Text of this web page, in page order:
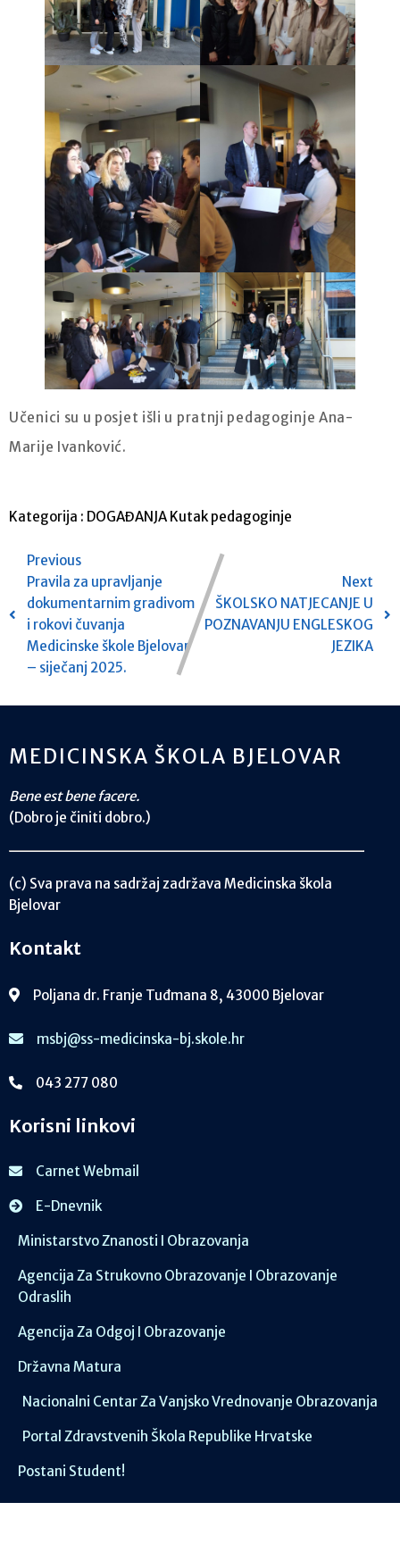
Učenici su u posjet išli u pratnji pedagoginje Ana-
Marije Ivanković.
Kategorija : DOGAĐANJA Kutak pedagoginje
Previous
Pravila za upravljanje
dokumentarnim gradivom
i rokovi čuvanja
Medicinske škole Bjelovar
– siječanj 2025.
Next
ŠKOLSKO NATJECANJE U
POZNAVANJU ENGLESKOG
JEZIKA
MEDICINSKA ŠKOLA BJELOVAR
Bene est bene facere.
(Dobro je činiti dobro.)
(c) Sva prava na sadržaj zadržava Medicinska škola
Bjelovar
Kontakt
Poljana dr. Franje Tuđmana 8, 43000 Bjelovar
msbj@ss-medicinska-bj.skole.hr
043 277 080
Korisni linkovi
Carnet Webmail
E-Dnevnik
Ministarstvo Znanosti I Obrazovanja
Agencija Za Strukovno Obrazovanje I Obrazovanje
Odraslih
Agencija Za Odgoj I Obrazovanje
Državna Matura
Nacionalni Centar Za Vanjsko Vrednovanje Obrazovanja
Portal Zdravstvenih Škola Republike Hrvatske
Postani Student!